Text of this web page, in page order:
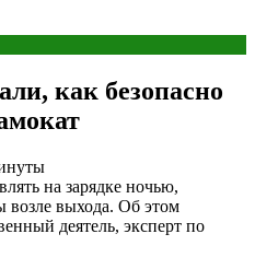
как безопасно
на зарядке ночью,
возле выхода. Об этом
деятель, эксперт по